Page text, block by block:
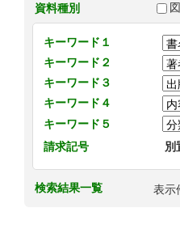
資料種別
キーワード１
キーワード２
キーワード３
キーワード４
キーワード５
請求記号
別
検索結果一覧 表示